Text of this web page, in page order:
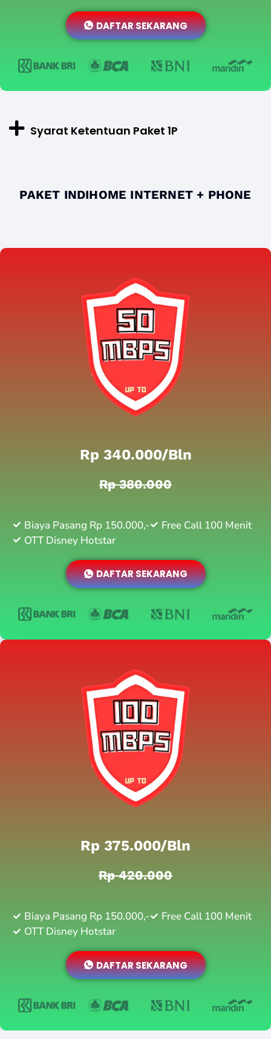
DAFTAR SEKARANG
Syarat Ketentuan Paket 1P
PAKET INDIHOME INTERNET + PHONE
Rp 340.000/bln
Rp 380.000
Biaya Pasang Rp 150.000,-
Free Call 100 Menit
OTT Disney Hotstar
DAFTAR SEKARANG
Rp 375.000/bln
Rp 420.000
Biaya Pasang Rp 150.000,-
Free Call 100 Menit
OTT Disney Hotstar
DAFTAR SEKARANG